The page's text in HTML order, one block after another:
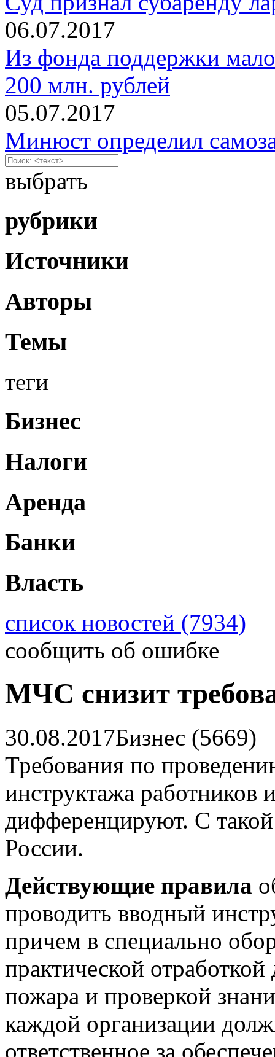
06.07.2017
Из фонда поддержки
200 млн. рублей
05.07.2017
Минюст определил
выбрать
рубрики
Источники
Авторы
Темы
теги
Бизнес
Налоги
Аренда
Банки
Власть
список новостей (7934)
сообщить об ошибке
МЧС снизит
30.08.2017Бизнес (5669)
Требования по
инструктажа работников
дифференцируют. С
России.
Действующие правила
проводить вводный
причем в специально
практической
пожара и проверкой
каждой организации
ответственное за